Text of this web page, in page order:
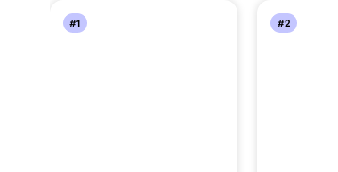
#1 #2